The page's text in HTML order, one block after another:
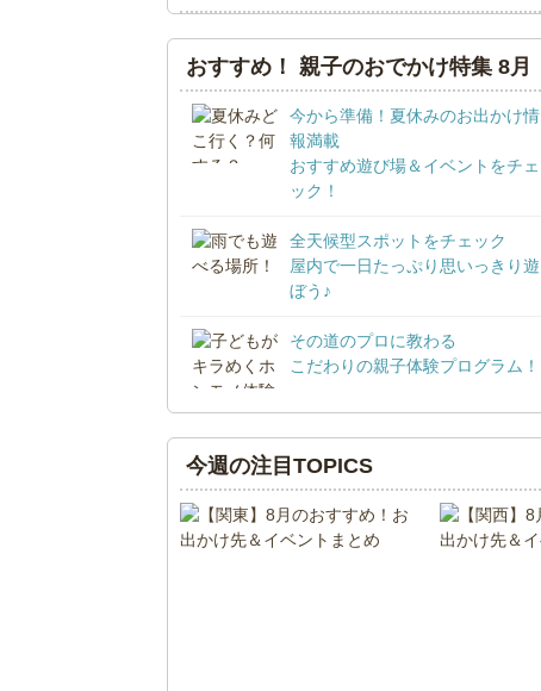
おすすめ！ 親子のおでかけ特集 8月
今から準備！夏休みのお出かけ情
報満載
おすすめ遊び場＆イベントをチェ
ック！
全天候型スポットをチェック
屋内で一日たっぷり思いっきり遊
ぼう♪
その道のプロに教わる
こだわりの親子体験プログラム！
今週の注目TOPICS